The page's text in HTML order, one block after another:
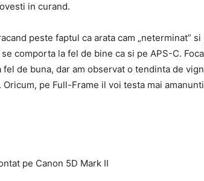
in curand.
peste faptul ca arata cam „neterminat” si
comporta la fel de bine ca si pe APS-C.
de buna, dar am observat o tendinta de
pe Full-Frame il voi testa mai